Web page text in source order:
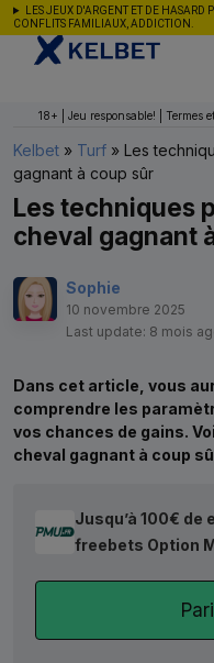
Aller au contenu
LES JEUX D'ARGENT ET DE HASARD
CONFLITS FAMILIAUX, ADDICTION.
18+ | Jeu responsable! | Termes
Kelbet » Turf » Les
gagnant à coup sûr
Les techniques
cheval gagnant
Sophie
10 novembre 2025
Last update: 8 mois
Dans cet article, vous
comprendre les
vos chances de gains.
cheval gagnant à coup
Jusqu’à 100€
freebets Option